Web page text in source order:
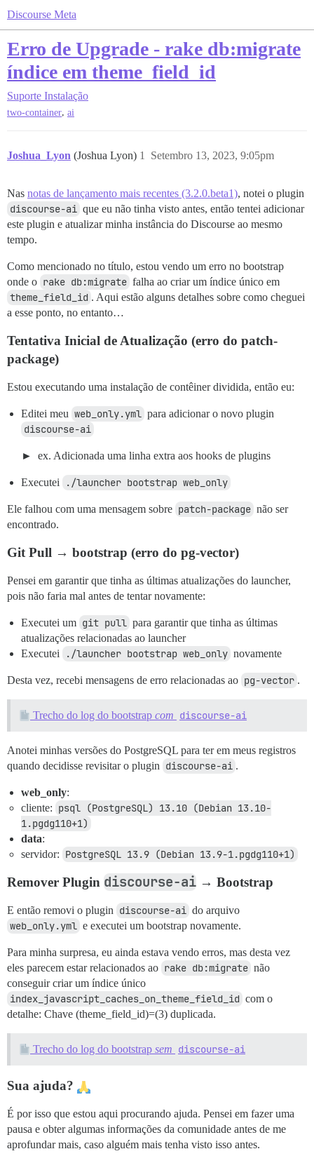
Discourse Meta
Erro de Upgrade - rake db:migrate
índice em theme_field_id
Suporte Instalação
two-container, ai
Joshua_Lyon (Joshua Lyon) Setembro 13, 2023, 9:05pm
1
Nas notas de lançamento mais recentes (3.2.0.beta1), notei o plugin
discourse-ai que eu não tinha visto antes, então tentei adicionar
este plugin e atualizar minha instância do Discourse ao mesmo
tempo.
Como mencionado no título, estou vendo um erro no bootstrap
onde o rake db:migrate falha ao criar um índice único em
theme_field_id . Aqui estão alguns detalhes sobre como cheguei
a esse ponto, no entanto…
Tentativa Inicial de Atualização (erro do patch-
package)
Estou executando uma instalação de contêiner dividida, então eu:
Editei meu web_only.yml para adicionar o novo plugin
discourse-ai
ex. Adicionada uma linha extra aos hooks de plugins
Executei ./launcher bootstrap web_only
Ele falhou com uma mensagem sobre patch-package não ser
encontrado.
Git Pull → bootstrap (erro do pg-vector)
Pensei em garantir que tinha as últimas atualizações do launcher,
pois não faria mal antes de tentar novamente:
Executei um git pull para garantir que tinha as últimas
atualizações relacionadas ao launcher
Executei
./launcher bootstrap web_only novamente
Desta vez, recebi mensagens de erro relacionadas ao pg-vector .
Trecho do log do bootstrap com discourse-ai
Anotei minhas versões do PostgreSQL para ter em meus registros
quando decidisse revisitar o plugin discourse-ai .
web_only:
cliente: psql (PostgreSQL) 13.10 (Debian 13.10-
1.pgdg110+1)
data:
servidor: PostgreSQL 13.9 (Debian 13.9-1.pgdg110+1)
Remover Plugin discourse-ai → Bootstrap
E então removi o plugin discourse-ai do arquivo
web_only.yml e executei um bootstrap novamente.
Para minha surpresa, eu ainda estava vendo erros, mas desta vez
eles parecem estar relacionados ao rake db:migrate não
conseguir criar um índice único
index_javascript_caches_on_theme_field_id com o
detalhe: Chave (theme_field_id)=(3) duplicada.
Trecho do log do bootstrap sem discourse-ai
Sua ajuda?
É por isso que estou aqui procurando ajuda. Pensei em fazer uma
pausa e obter algumas informações da comunidade antes de me
aprofundar mais, caso alguém mais tenha visto isso antes.